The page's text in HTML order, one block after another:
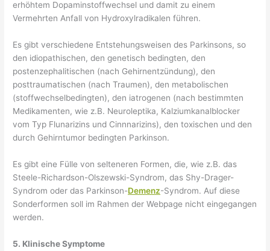
erhöhtem Dopaminstoffwechsel und damit zu einem
Vermehrten Anfall von Hydroxylradikalen führen.
Es gibt verschiedene Entstehungsweisen des Parkinsons, so
den idiopathischen, den genetisch bedingten, den
postenzephalitischen (nach Gehirnentzündung), den
posttraumatischen (nach Traumen), den metabolischen
(stoffwechselbedingten), den iatrogenen (nach bestimmten
Medikamenten, wie z.B. Neuroleptika, Kalziumkanalblocker
vom Typ Flunarizins und Cinnnarizins), den toxischen und den
durch Gehirntumor bedingten Parkinson.
Es gibt eine Fülle von selteneren Formen, die, wie z.B. das
Steele-Richardson-Olszewski-Syndrom, das Shy-Drager-
Syndrom oder das Parkinson-Demenz-Syndrom. Auf diese
Sonderformen soll im Rahmen der Webpage nicht eingegangen
werden.
5. Klinische Symptome